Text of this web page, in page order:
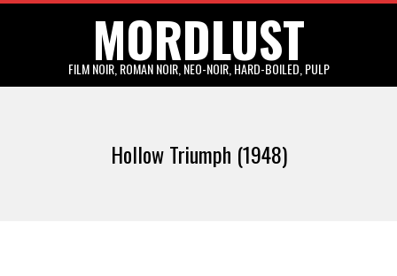
MORDLUST
FILM NOIR, ROMAN NOIR, NEO-NOIR, HARD-BOILED, PULP
Hollow Triumph (1948)